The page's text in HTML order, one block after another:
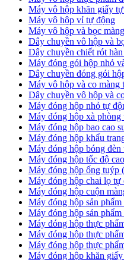
Máy vô hộp khăn giấy
Máy vô hộp vỉ tự động
Máy vô hộp và bọc
Dây chuyền vô hộp và
Dây chuyền chiết rót
Máy đóng gói hộp nhỏ
Dây chuyền đóng gói
Máy vô hộp và co màng
Dây chuyền vô hộp và
Máy đóng hộp nhỏ tự
Máy đóng hộp xà phòng
Máy đóng hộp bao cao
Máy đóng hộp khẩu
Máy đóng hộp bóng đèn
Máy đóng hộp tốc độ cao
Máy đóng hộp ống tuýp
Máy đóng hộp chai lọ tự
Máy đóng hộp cuộn
Máy đóng hộp sản
Máy đóng hộp sản
Máy đóng hộp thực
Máy đóng hộp thực
Máy đóng hộp thực
Máy đóng hộp khăn